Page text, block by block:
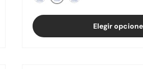
Dark Emerald
WhiteBlack
Elegir